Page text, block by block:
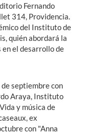
Fernando
314, Providencia.
del Instituto de
quién abordará la
el desarrollo de
septiembre con
Araya, Instituto
y música de
ex
con "Anna